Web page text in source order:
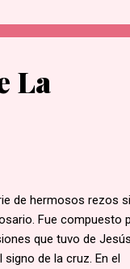
de la Tercera
al Hijo y al Espíritu
del cielo y de la
Sa...
La
de hermosos rezos
Fue compuesto
que tuvo de
de la cruz. En el